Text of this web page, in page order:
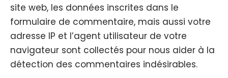
site web, les données inscrites dans le
formulaire de commentaire, mais aussi votre
adresse IP et l’agent utilisateur de votre
navigateur sont collectés pour nous aider à la
détection des commentaires indésirables.